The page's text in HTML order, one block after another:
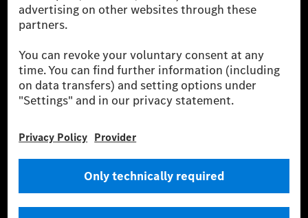
fleet management, digital services for charging and
payment, insurance brokerage, as well as innovative
mobility services.
Learn more
Technical Support Hotline Contact
Locations
Do not sell or share my personal information (CCPA & CPRA)